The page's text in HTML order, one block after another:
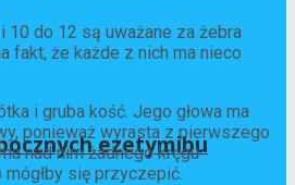
ezetymibu
10 do 12 są uważane za żebra
fakt, że każde z nich ma nieco
i gruba kość. Jego głowa ma
ponieważ wyrasta z pierwszego
nad nim żadnego kręgu
się przyczepić.